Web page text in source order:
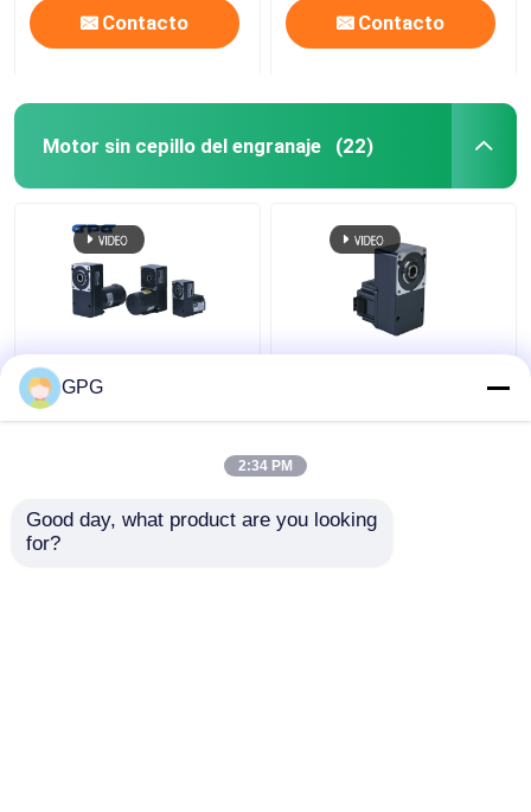
Contacto Contacto
Motor sin cepillo del engranaje (22)
motor sin cepillo del
engranaje de 25w 12v
caja de cambios plana
hueco 4GFS5-200K
GPG
2:34 PM
Good day, what product are you looking
for?